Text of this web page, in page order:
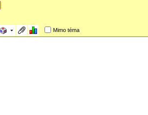
Mimo téma